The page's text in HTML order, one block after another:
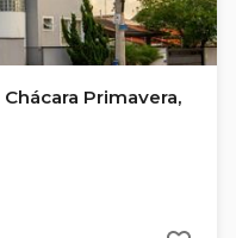
Primavera,